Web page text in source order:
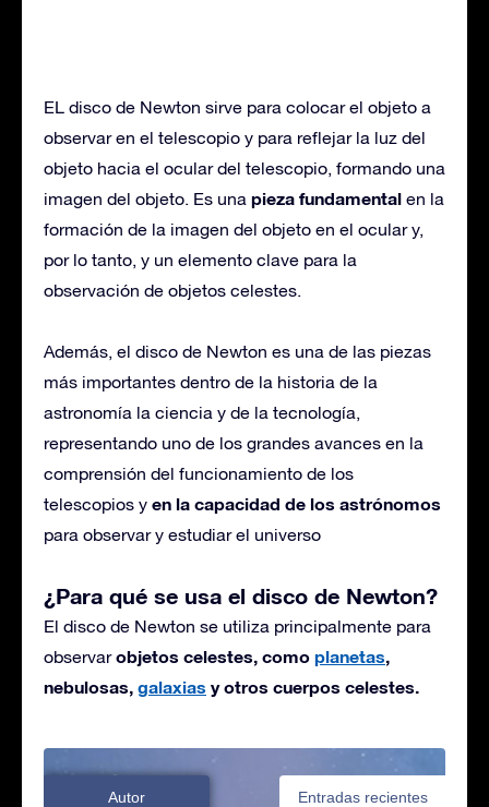
EL disco de Newton sirve para colocar el objeto a
observar en el telescopio y para reflejar la luz del
objeto hacia el ocular del telescopio, formando una
imagen del objeto. Es una pieza fundamental en la
formación de la imagen del objeto en el ocular y,
por lo tanto, y un elemento clave para la
observación de objetos celestes.
Además, el disco de Newton es una de las piezas
más importantes dentro de la historia de la
astronomía la ciencia y de la tecnología,
representando uno de los grandes avances en la
comprensión del funcionamiento de los
telescopios y en la capacidad de los astrónomos
para observar y estudiar el universo
¿Para qué se usa el disco de Newton?
El disco de Newton se utiliza principalmente para
observarobjetos celestes, como planetas,
nebulosas, galaxias y otros cuerpos celestes.
Autor Entradas recientes